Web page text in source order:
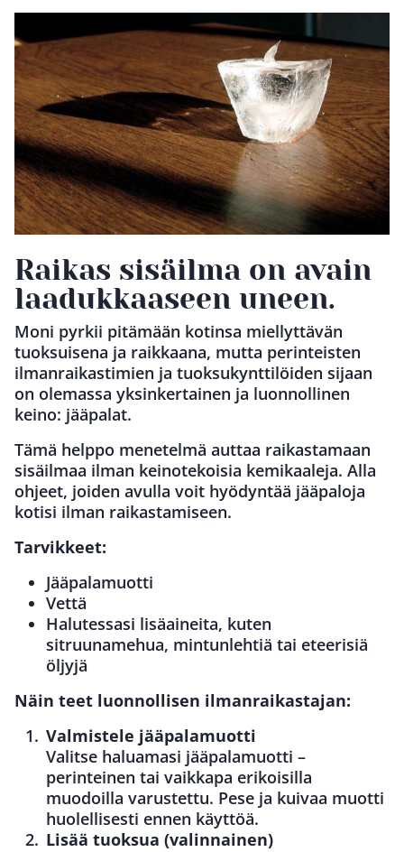
Raikas sisäilma on avain
laadukkaaseen uneen.
Moni pyrkii pitämään kotinsa miellyttävän
tuoksuisena ja raikkaana, mutta perinteisten
ilmanraikastimien ja tuoksukynttilöiden sijaan
on olemassa yksinkertainen ja luonnollinen
keino: jääpalat.
Tämä helppo menetelmä auttaa raikastamaan
sisäilmaa ilman keinotekoisia kemikaaleja. Alla
ohjeet, joiden avulla voit hyödyntää jääpaloja
kotisi ilman raikastamiseen.
Tarvikkeet:
Jääpalamuotti
Vettä
Halutessasi lisäaineita, kuten
sitruunamehua, mintunlehtiä tai eteerisiä
öljyjä
Näin teet luonnollisen ilmanraikastajan:
Valmistele jääpalamuotti
Valitse haluamasi jääpalamuotti –
perinteinen tai vaikkapa erikoisilla
muodoilla varustettu. Pese ja kuivaa muotti
huolellisesti ennen käyttöä.
Lisää tuoksua (valinnainen)